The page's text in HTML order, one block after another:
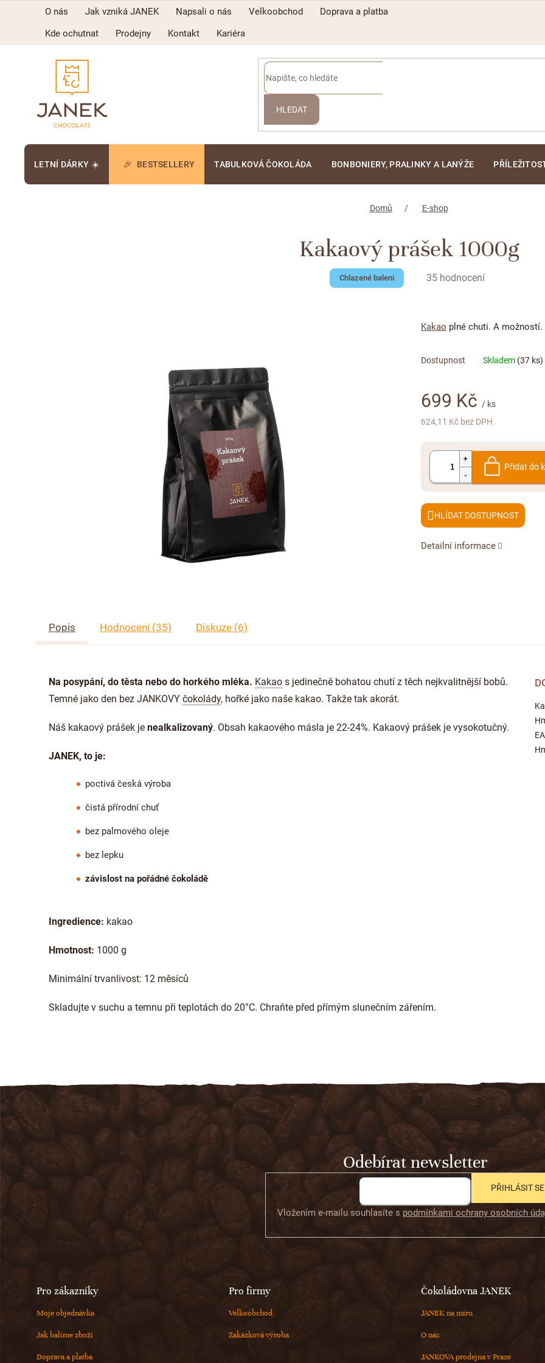
O nás Jak vzniká JANEK Napsali o nás Velkoobchod
Doprava a platba
Kde ochutnat
Prodejny Kontakt Kariéra
HLEDAT
LETNÍ DÁRKY ☀️ BESTSELLERY TABULKOVÁ ČOKOLÁDA BONBONIERY, PRALINKY A LANÝŽE
Domů E-shop
Kakaový prášek 1000g
Chlazené balení
Průměrné
5,0
5
35 hodnocení
699 Kč / ks
624,11 Kč bez DPH
cena:
Skladem (37 ks)
Přidat do
Kakao plné chuti. A možností.
Detailní informace
HLÍDAT
Popis Hodnocení (35) Diskuze (6)
Na posypání, do těsta nebo do horkého mléka. Kakao s jedinečně bohatou chutí z těch nejkvalitnější bobů.
Temné jako den bez JANKOVY čokolády, hořké jako naše kakao. Takže tak akorát.
Náš kakaový prášek je nealkalizovaný. Obsah kakaového másla je 22-24%. Kakaový prášek je vysokotučný.
JANEK, to je:
poctivá česká výroba
čistá přírodní chuť
bez palmového oleje
bez lepku
závislost na pořádné čokoládě
Ingredience: kakao
Hmotnost: 1000 g
Minimální trvanlivost: 12 měsíců
Skladujte v suchu a temnu při teplotách do 20°C. Chraňte před přímým slunečním zářením.
Z
á
p
a
Odebírat newsletter
Vložením e-mailu souhlasíte s podmínkami ochrany osobních
PŘIHLÁSIT SE
Pro zákazníky
Moje objednávka
Jak balíme zboží
Doprava a platba
Pro firmy
Velkoobchod
Zakázková výroba
Čokoládovna JANEK
JANEK na míru
O nás
JANKOVA prodejna v Praze